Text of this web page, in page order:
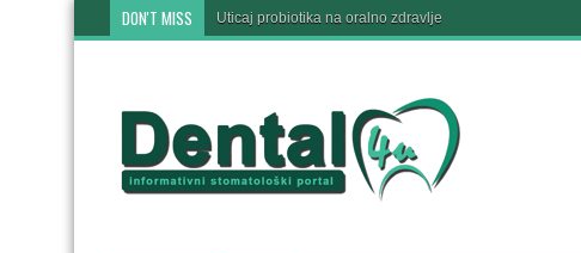
DON'T MISS Uticaj probiotika na oralno zdravlje